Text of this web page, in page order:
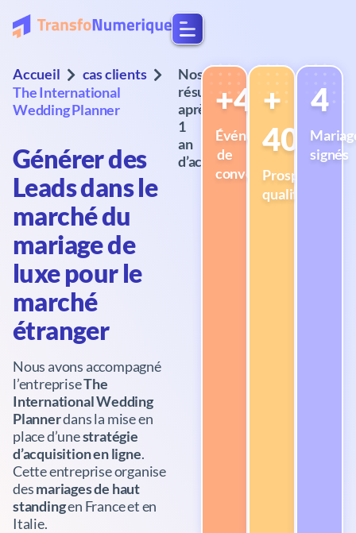
Accueil
cas clients
The International
Wedding Planner
Générer des
Leads dans le
marché du
mariage de
luxe pour le
marché
étranger
Nous avons accompagné
l’entrepriseThe
International Wedding
Plannerdans la mise en
place d’unestratégie
d’acquisition en ligne.
Cette entreprise organise
desmariages de haut
standingen France et en
Italie.
Nos
résultats
après
1
an
d’accompagnement
+400
Événements
de
conversions
+
40
Prospects
qualifiés
4
signés